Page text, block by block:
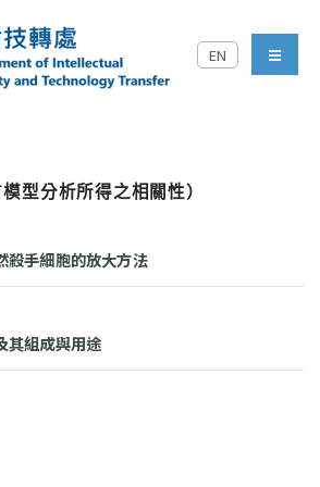
智財技轉處對
EN
menu
型分析所得之相關性）
殺手細胞的放大方法
其組成與用途